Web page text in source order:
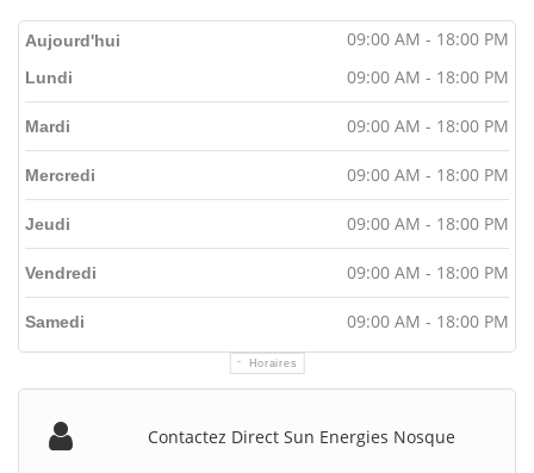
Aujourd'hui 09:00 AM - 18:00 PM
Horaires
Lundi 09:00 AM - 18:00 PM
Mardi 09:00 AM - 18:00 PM
Mercredi 09:00 AM - 18:00 PM
Jeudi 09:00 AM - 18:00 PM
Vendredi 09:00 AM - 18:00 PM
Samedi 09:00 AM - 18:00 PM
Contactez Direct Sun Energies Nosque